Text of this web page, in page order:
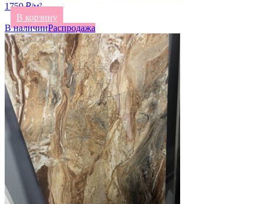
1750 ₽/м²
В корзину
В наличииРаспродажа